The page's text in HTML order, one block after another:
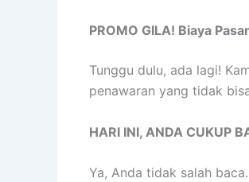
PROMO GILA! Biaya
Tunggu dulu, ada lagi!
penawaran yang tidak
HARI INI, ANDA CUKUP
Ya, Anda tidak salah